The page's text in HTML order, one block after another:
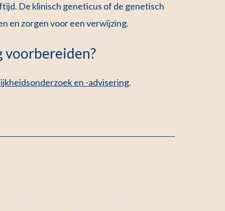
De klinisch geneticus of de genetisch
en zorgen voor een verwijzing.
voorbereiden?
en -advisering.